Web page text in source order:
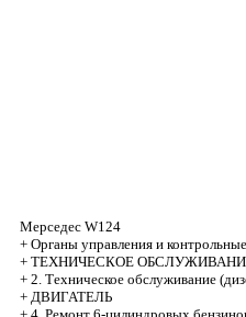
Мерседес W124
+ Органы управления и
+ ТЕХНИЧЕСКОЕ
+ 2. Техническое обслуживание
+ ДВИГАТЕЛЬ